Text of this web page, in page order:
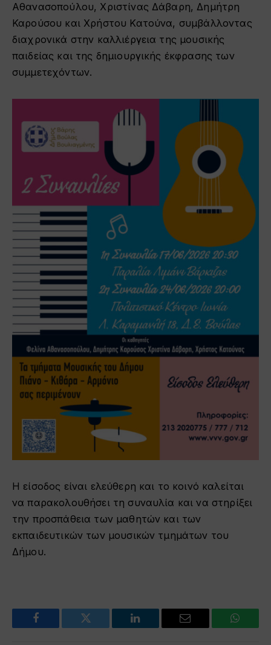
Αθανασοπούλου, Χριστίνας Δάβαρη, Δημήτρη
Καρούσου και Χρήστου Κατούνα, συμβάλλοντας
διαχρονικά στην καλλιέργεια της μουσικής
παιδείας και της δημιουργικής έκφρασης των
συμμετεχόντων.
Η είσοδος είναι ελεύθερη και το κοινό καλείται
να παρακολουθήσει τη συναυλία και να στηρίξει
την προσπάθεια των μαθητών και των
εκπαιδευτικών των μουσικών τμημάτων του
Δήμου.
Facebook Twitter LinkedIn Email